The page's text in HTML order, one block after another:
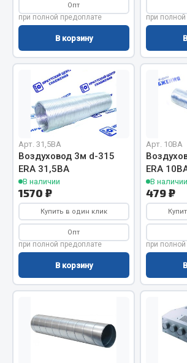
Автотовары
Автозвук
Автокаталоги
Аксессуары автомобильные
Аптечки и знаки автомобильные
Брызговики
Вентиляторы кабины
Вымпела
Показать ещё
Весь раздел
Смазочные материалы
Охладжающие жидкости
Весь раздел
Опт
при полной предоплате
В корзину
при
Арт. 31,5ВА
Воздуховод 3м d-315
ERA 31,5ВА
В наличии
1570 ₽
Купить в один клик
Опт
при полной предоплате
В корзину
Арт. 10ВА
ERA
В наличии
479 ₽
при